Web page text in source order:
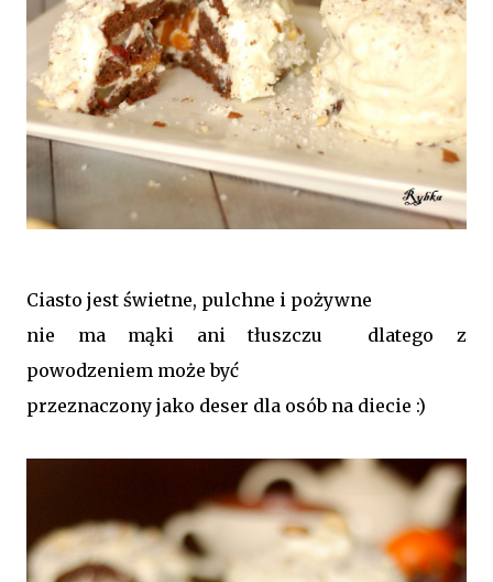
Ciasto jest świetne, pulchne i pożywne
nie ma mąki ani tłuszczu dlatego z
powodzeniem może być
przeznaczony jako deser dla osób na diecie :)